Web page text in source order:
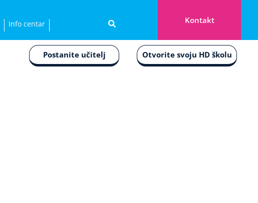
Info centar Kontakt
Postanite učitelj Otvorite svoju HD školu